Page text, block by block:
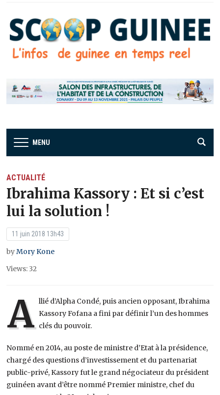
MENU
ACTUALITÉ
Ibrahima Kassory : Et si c’est
lui la solution !
11 juin 2018 13h43
byMory Kone
Views: 32
A llié d’Alpha Condé, puis ancien opposant, Ibrahima
Kassory Fofana a fini par définir l’un des hommes
clés du pouvoir.
Nommé en 2014, au poste de ministre d’Etat à la présidence,
chargé des questions d’investissement et du partenariat
public-privé, Kassory fut le grand négociateur du président
guinéen avant d’être nommé Premier ministre, chef du